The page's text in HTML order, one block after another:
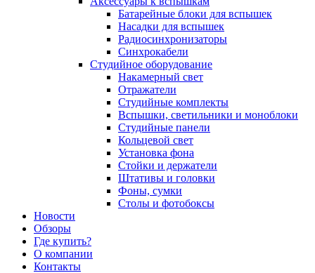
Батарейные блоки для вспышек
Насадки для вспышек
Радиосинхронизаторы
Синхрокабели
Студийное оборудование
Накамерный свет
Отражатели
Студийные комплекты
Вспышки, светильники и моноблоки
Студийные панели
Кольцевой свет
Установка фона
Стойки и держатели
Штативы и головки
Фоны, сумки
Столы и фотобоксы
Новости
Обзоры
Где купить?
О компании
Контакты